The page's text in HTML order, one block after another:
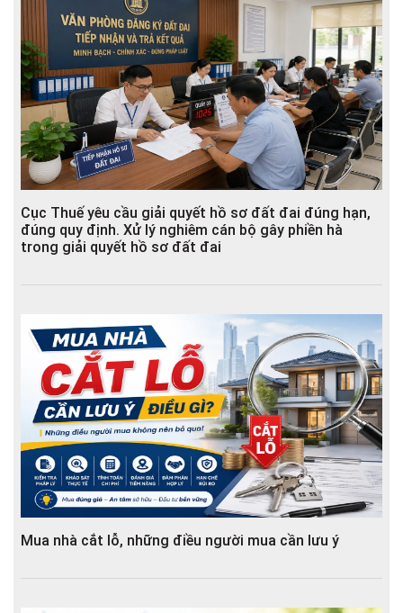
Cục Thuế yêu cầu giải quyết hồ sơ đất đai đúng hạn,
đúng quy định. Xử lý nghiêm cán bộ gây phiền hà
trong giải quyết hồ sơ đất đai
Mua nhà cắt lỗ, những điều người mua cần lưu ý